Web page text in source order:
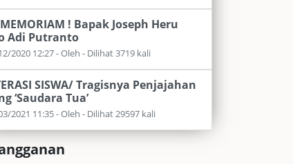
! Bapak Joseph Heru
Adi Putranto
2020 12:27 - Oleh - Dilihat 3719 kali
SISWA/ Tragisnya Penjajahan
‘Saudara Tua’
2021 11:35 - Oleh - Dilihat 29597 kali